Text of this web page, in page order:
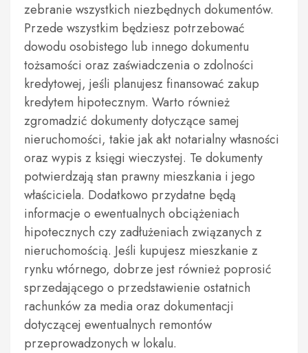
zebranie wszystkich niezbędnych dokumentów.
Przede wszystkim będziesz potrzebować
dowodu osobistego lub innego dokumentu
tożsamości oraz zaświadczenia o zdolności
kredytowej, jeśli planujesz finansować zakup
kredytem hipotecznym. Warto również
zgromadzić dokumenty dotyczące samej
nieruchomości, takie jak akt notarialny własności
oraz wypis z księgi wieczystej. Te dokumenty
potwierdzają stan prawny mieszkania i jego
właściciela. Dodatkowo przydatne będą
informacje o ewentualnych obciążeniach
hipotecznych czy zadłużeniach związanych z
nieruchomością. Jeśli kupujesz mieszkanie z
rynku wtórnego, dobrze jest również poprosić
sprzedającego o przedstawienie ostatnich
rachunków za media oraz dokumentacji
dotyczącej ewentualnych remontów
przeprowadzonych w lokalu.